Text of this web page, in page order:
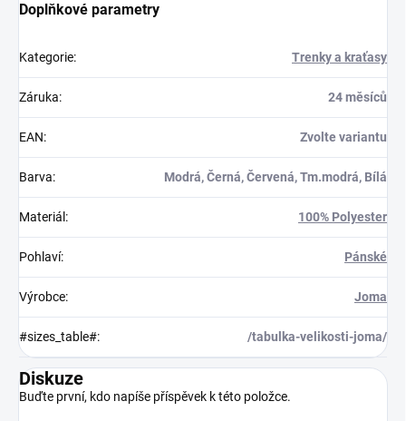
Doplňkové parametry
Kategorie: Trenky a kraťasy
Záruka: 24 měsíců
EAN: Zvolte variantu
Barva: Modrá, Černá, Červená, Tm.modrá, Bílá
Materiál : 100% Polyester
Pohlaví: Pánské
Výrobce: Joma
#sizes_table#: /tabulka-velikosti-joma/
Diskuze
Buďte první, kdo napíše příspěvek k této položce.